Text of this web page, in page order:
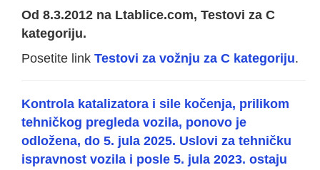
Od 8.3.2012 na Ltablice.com, Testovi za C
kategoriju.
Posetite link Testovi za vožnju za C kategoriju.
Kontrola katalizatora i sile kočenja, prilikom
tehničkog pregleda vozila, ponovo je
odložena, do 5. jula 2025. Uslovi za tehničku
ispravnost vozila i posle 5. jula 2023. ostaju